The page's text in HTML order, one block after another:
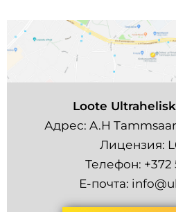
Loote
Адрес: A.H
Лицензия:
Телефон: +372
Е-почта: